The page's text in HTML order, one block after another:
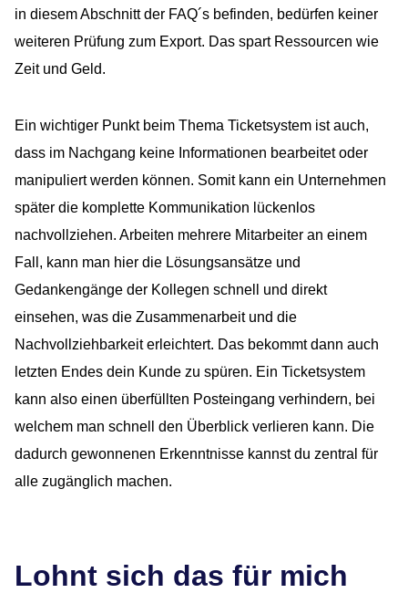
COACHING
BERATUNG
OUTSOURCING
UNTERNEHMEN
WISSEN
in diesem Abschnitt der FAQ´s befinden, bedürfen keiner
weiteren Prüfung zum Export. Das spart Ressourcen wie
Zeit und Geld.
Ein wichtiger Punkt beim Thema Ticketsystem ist auch,
dass im Nachgang keine Informationen bearbeitet oder
manipuliert werden können. Somit kann ein Unternehmen
später die komplette Kommunikation lückenlos
nachvollziehen. Arbeiten mehrere Mitarbeiter an einem
Fall, kann man hier die Lösungsansätze und
Gedankengänge der Kollegen schnell und direkt
einsehen, was die Zusammenarbeit und die
Nachvollziehbarkeit erleichtert. Das bekommt dann auch
letzten Endes dein Kunde zu spüren. Ein Ticketsystem
kann also einen überfüllten Posteingang verhindern, bei
welchem man schnell den Überblick verlieren kann. Die
dadurch gewonnenen Erkenntnisse kannst du zentral für
alle zugänglich machen.
Lohnt sich das für mich